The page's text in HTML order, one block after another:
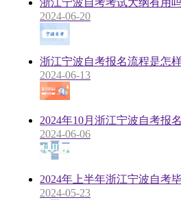
浙江宁波自考考试大纲有用
2024-06-20
浙江宁波自考报名流程是怎
2024-06-13
2024年10月浙江宁波自考报
2024-06-06
2024年上半年浙江宁波自考
2024-05-23